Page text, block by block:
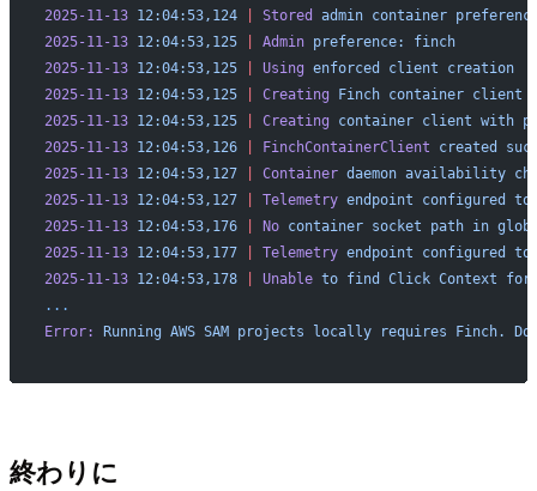
2025-11-13 12:04:53,124 | Stored admin container
2025-11-13 12:04:53,125 | Admin preference:
finch
2025-11-13 12:04:53,125 | Using enforced client creation
2025-11-13 12:04:53,125 | Creating Finch container client
2025-11-13 12:04:53,125 | Creating container client with
2025-11-13 12:04:53,126 | FinchContainerClient created
2025-11-13 12:04:53,127 | Container daemon availability
2025-11-13 12:04:53,127 | Telemetry endpoint configured to
2025-11-13 12:04:53,176 | No container socket path in
2025-11-13 12:04:53,177 | Telemetry endpoint configured to
2025-11-13 12:04:53,178 | Unable to find Click Context for
...
Error:
Running AWS SAM projects locally requires Finch. Do
終わりに